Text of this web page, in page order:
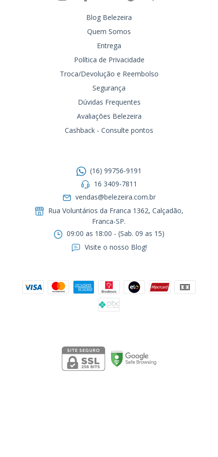
Blog Belezeira
Quem Somos
Entrega
Política de Privacidade
Troca/Devolução e Reembolso
Segurança
Dúvidas Frequentes
Avaliações Belezeira
Cashback - Consulte pontos
(16) 99756-9191
16 3409-7811
vendas@belezeira.com.br
Rua Voluntários da Franca 1362, Calçadão,
Franca-SP.ㅤㅤㅤㅤㅤㅤㅤㅤㅤㅤㅤ
09:00 as 18:00 - (Sab. 09 as 15)
Visite o nosso Blog!